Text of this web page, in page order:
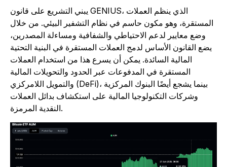
يبني التشريع على قانون GENIUS، الذي ينظم العملات
المستقرة، وهو مكون حاسم في نظام التشفير البيئي. من خلال
وضع معايير لدعم الاحتياطي والشفافية ومساءلة المصدرين،
يضع القانون الأساس لدمج العملات المستقرة في البنية التحتية
المالية السائدة. يمكن أن يسرع هذا من استخدام العملات
المستقرة في المدفوعات عبر الحدود والتحويلات المالية
والتمويل اللامركزي (DeFi)، بينما يشجع أيضًا البنوك المركزية
وشركات التكنولوجيا المالية على استكشاف بدائل العملات